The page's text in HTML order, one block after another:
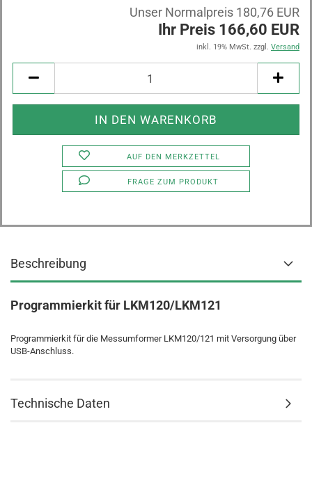
Unser Normalpreis 180,76 EUR
Ihr Preis 166,60 EUR
inkl. 19% MwSt. zzgl. Versand
AUF DEN MERKZETTEL
FRAGE ZUM PRODUKT
Beschreibung
Programmierkit für LKM120/LKM121
Programmierkit für die Messumformer LKM120/121 mit Versorgung über
USB-Anschluss.
Technische Daten